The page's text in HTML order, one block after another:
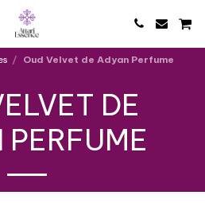
Oud Velvet de Adyan Perfume
DE
PERFUME